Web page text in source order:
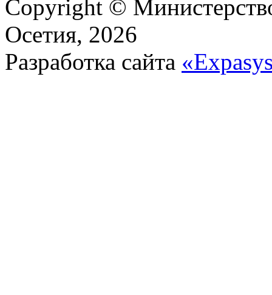
Copyright ©
Осетия, 2026
Разработка сайта